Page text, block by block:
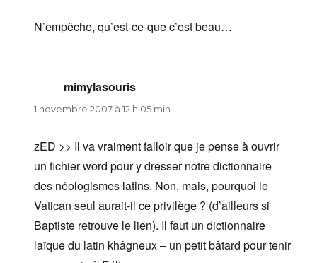
N’empêche, qu’est-ce-que c’est beau…
mimylasouris
1 novembre 2007 à 12 h 05 min
zED >> Il va vraiment falloir que je pense à ouvrir
un fichier word pour y dresser notre dictionnaire
des néologismes latins. Non, mais, pourquoi le
Vatican seul aurait-il ce privilège ? (d’ailleurs si
Baptiste retrouve le lien). Il faut un dictionnaire
laïque du latin khâgneux – un petit bâtard pour tenir